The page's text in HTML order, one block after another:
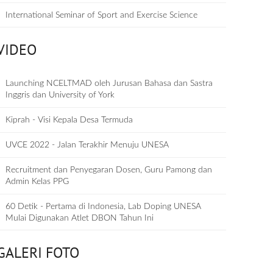
International Seminar of Sport and Exercise Science
Launching NCELTMAD oleh Jurusan Bahasa dan Sastra
Inggris dan University of York
Kiprah - Visi Kepala Desa Termuda
UVCE 2022 - Jalan Terakhir Menuju UNESA
Recruitment dan Penyegaran Dosen, Guru Pamong dan
Admin Kelas PPG
60 Detik - Pertama di Indonesia, Lab Doping UNESA
Mulai Digunakan Atlet DBON Tahun Ini
FOTO